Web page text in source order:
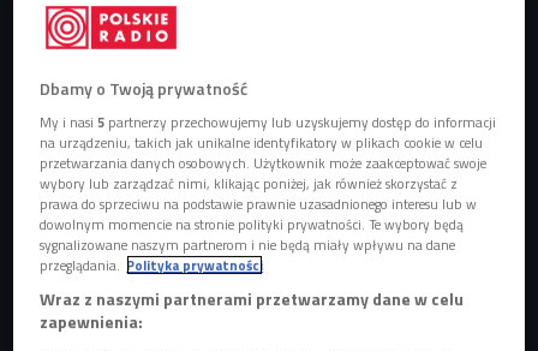
Okładka albumu "Serce"
Dbamy o Twoją prywatność
My i nasi5 partnerzy przechowujemy lub uzyskujemy dostęp do informacji
na urządzeniu, takich jak unikalne identyfikatory w plikach cookie w celu
przetwarzania danych osobowych. Użytkownik może zaakceptować swoje
wybory lub zarządzać nimi, klikając poniżej, jak również skorzystać z
prawa do sprzeciwu na podstawie prawnie uzasadnionego interesu lub w
dowolnym momencie na stronie polityki prywatności. Te wybory będą
sygnalizowane naszym partnerom i nie będą miały wpływu na dane
przeglądania. Polityka prywatności
Wraz z naszymi partnerami przetwarzamy dane w celu
zapewnienia: